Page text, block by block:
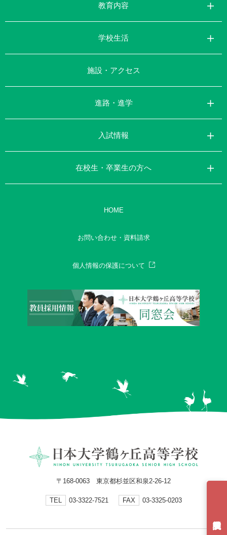
教育内容
学校生活
施設・アクセス
進路・進学
入試情報
在校生・卒業生の方へ
HOME
お問い合わせ・資料請求
個人情報の保護について
〒168-0063 東京都杉並区和泉2-26-12
TEL 03-3322-7521 FAX 03-3325-0203